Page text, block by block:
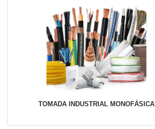
TOMADA INDUSTRIAL MONOFÁSICA